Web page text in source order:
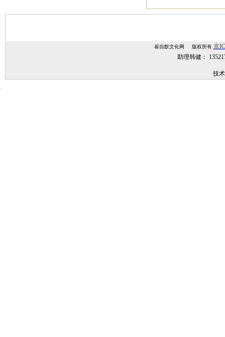
崔自默文化网 版权所有 京
助理韩健：
技